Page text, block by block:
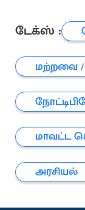
டேக்ஸ் :
மற்றவை
மாவட்ட
அரசியல்